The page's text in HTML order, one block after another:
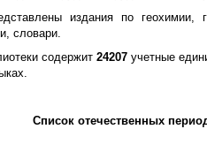
издания по
словари.
содержит24207 учетные
Список отечественных